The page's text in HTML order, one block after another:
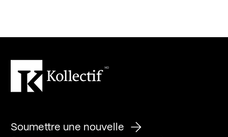
Soumettre une nouvelle